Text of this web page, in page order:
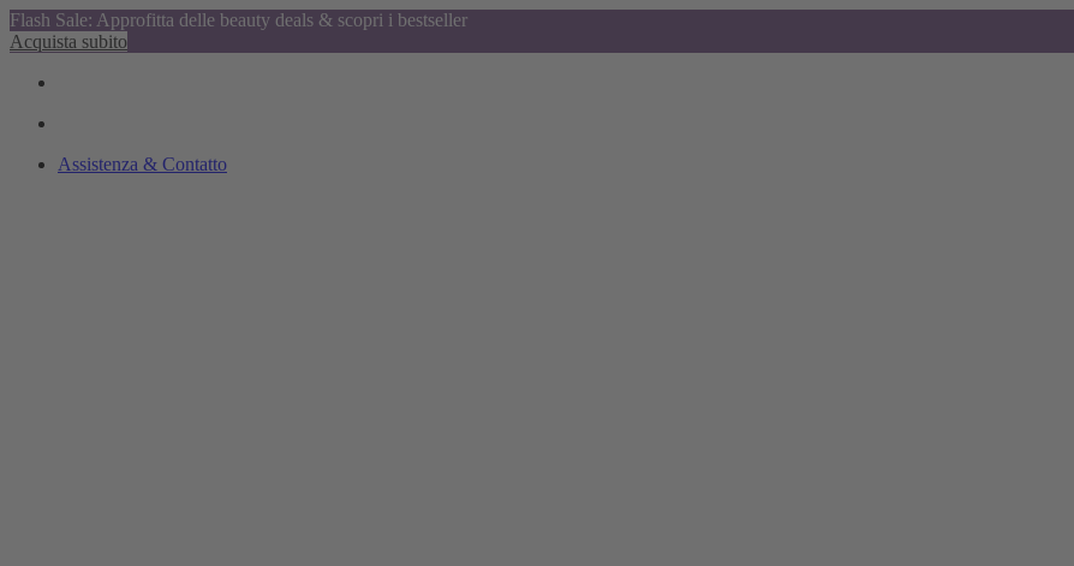
Flash Sale: Approfitta delle beauty deals & scopri i bestseller
Acquista subito
Assistenza & Contatto